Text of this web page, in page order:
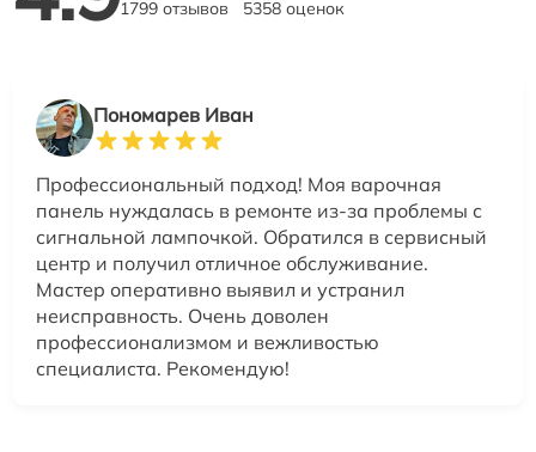
1799 отзывов 5358 оценок
Пономарев Иван
Профессиональный подход! Моя варочная
панель нуждалась в ремонте из-за проблемы с
сигнальной лампочкой. Обратился в сервисный
центр и получил отличное обслуживание.
Мастер оперативно выявил и устранил
неисправность. Очень доволен
профессионализмом и вежливостью
специалиста. Рекомендую!